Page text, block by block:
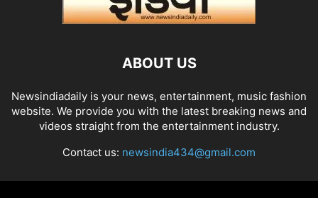
ABOUT US
Newsindiadaily is your news, entertainment, music fashion
website. We provide you with the latest breaking news and
videos straight from the entertainment industry.
Contact us: newsindia434@gmail.com